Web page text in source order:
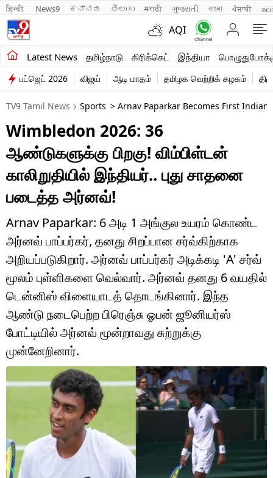
हिन्दी News9 ಕನ್ನಡ తెలుగు मराठी ગુજરાતી বাংলা ਪੰਜਾਬੀ
AQI
Latest News தமிழ்நாடு கிரிக்கெட் இந்தியா
சமீபத்திய செய்திகள்
தமிழ்நாடு
இந்தியா
உலகம்
விளையாட்டு
பொழுதுபோக்கு
லைஃப்ஸ்டைல்
வணிகம்
டெக்னாலஜி
ஆன்மீகம்
வைரல்
ஹெஃல்த்
ஷார்ட் வீடியோஸ்
வலை கதைகள்
போட்டோ கேலரி
பட்ஜெட் 2026 விஜய் ஆடி மாதம் தமிழக வெற்றிக் கழகம்
TV9 Tamil News Sports > Arnav Paparkar Becomes First
Wimbledon 2026: 36
ஆண்டுகளுக்கு பிறகு! விம்பிள்டன்
காலிறுதியில் இந்தியர்.. புது சாதனை
படைத்த அர்னவ்!
Arnav Paparkar: 6 அடி 1 அங்குல உயரம் கொண்ட
அர்னவ் பாப்பர்கர், தனது சிறப்பான சர்வ்கிற்காக
அறியப்படுகிறார். அர்னவ் பாப்பர்கர் அடிக்கடி 'A' சர்வ்
மூலம் புள்ளிகளை வெல்வார். அர்னவ் தனது 6 வயதில்
டென்னிஸ் விளையாடத் தொடங்கினார். இந்த
ஆண்டு நடைபெற்ற பிரெஞ்சு ஓபன் ஜூனியர்ஸ்
போட்டியில் அர்னவ் மூன்றாவது சுற்றுக்கு
முன்னேறினார்.